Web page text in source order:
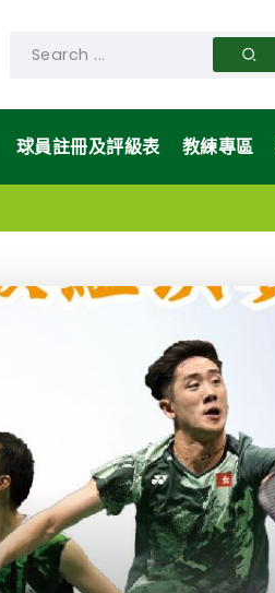
球員註冊及評級表 教練專區